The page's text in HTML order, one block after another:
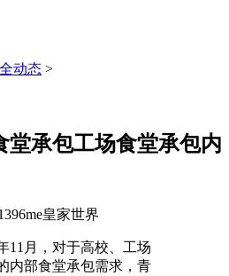
动态 >
堂承包工场食堂承包内
皇家世界
月，对于高校、工场
内部食堂承包需求，青